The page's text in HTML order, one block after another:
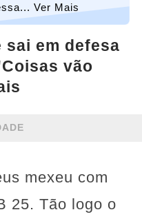
Ver Mais
sai em defesa
vão
mexeu com
25. Tão logo o